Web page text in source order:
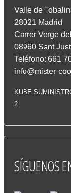
Valle de
28021 Madrid
Carrer Verge
08960 Sant
Teléfono: 661
info@mister-
KUBE
2
SÍGUENOS